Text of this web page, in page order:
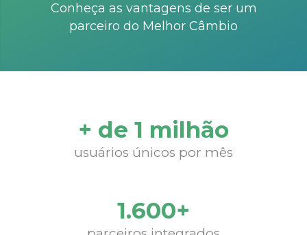
Conheça as vantagens de ser um
parceiro do Melhor Câmbio
+ de 1 milhão
usuários únicos por mês
1.600+